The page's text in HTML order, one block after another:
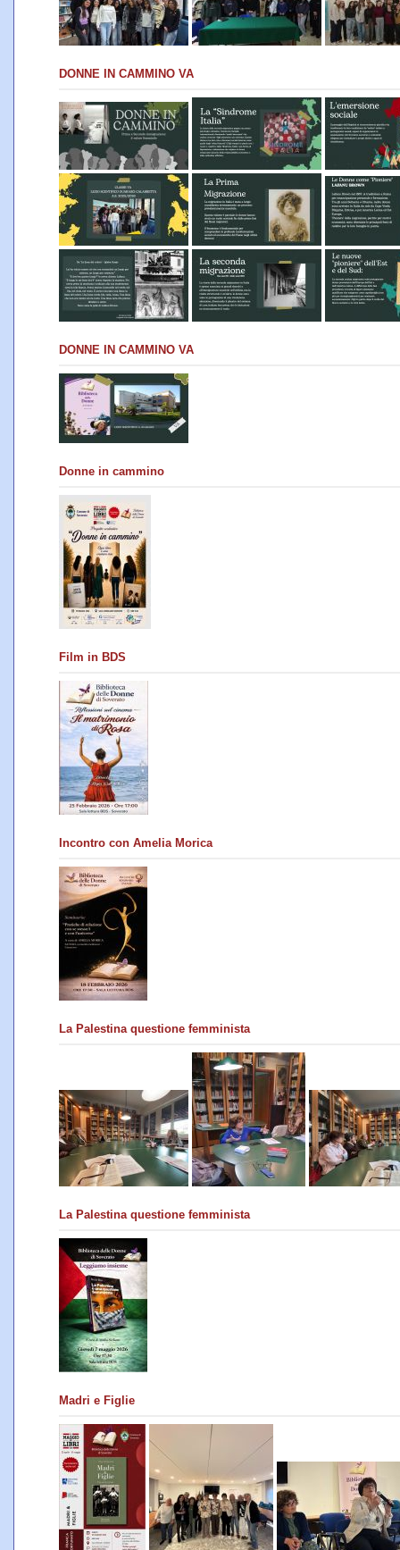
DONNE IN CAMMINO VA
DONNE IN CAMMINO VA
Donne in cammino
Film in BDS
Incontro con Amelia Morica
La Palestina questione femminista
La Palestina questione femminista
Madri e Figlie